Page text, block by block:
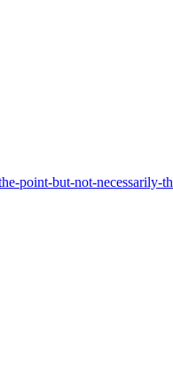
point-but-not-necessarily-